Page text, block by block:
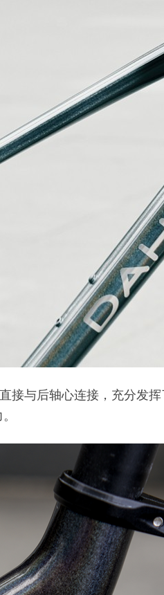
接与后轴心连接，充分发